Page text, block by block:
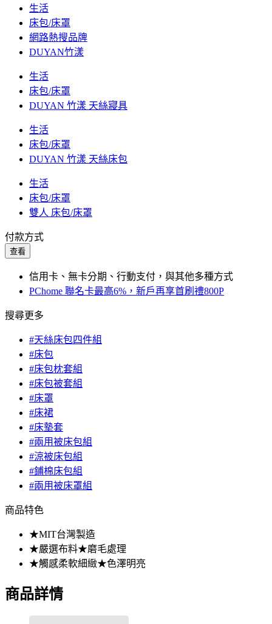
生活
床包/床罩
網路熱搜品牌
DUYAN竹漾
生活
床包/床罩
DUYAN 竹漾 天絲寢具
生活
床包/床罩
DUYAN 竹漾 天絲床包
生活
床包/床罩
雙人 床包/床罩
付款方式
查看
信用卡、無卡分期、行動支付，與其他多種方式
PChome 聯名卡最高6%，新戶再享首刷禮800P
搜尋更多
#天絲床包四件組
#床包
#床包枕套組
#床包被套組
#床罩
#床裙
#床墊套
#兩用被床包組
#涼被床包組
#鋪棉床包組
#兩用被床罩組
商品特色
★MIT台灣製造
★嚴選布料★磨毛處理
★觸感柔軟細緻★色澤明亮
商品詳情